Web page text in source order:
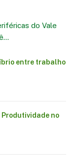
do Vale
entre trabalho
Produtividade no